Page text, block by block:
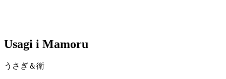
Usagi i Mamoru
うさぎ＆衛